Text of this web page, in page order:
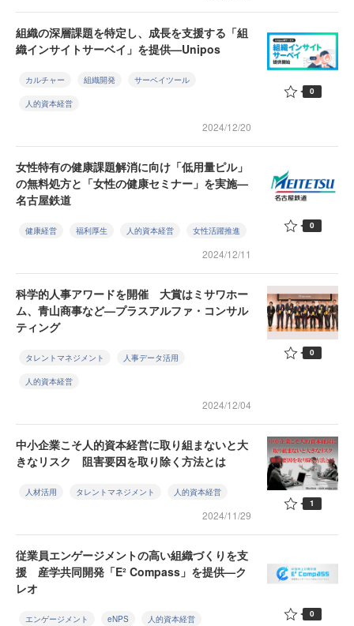
組織の深層課題を特定し、成長を支援する「組
織インサイトサーベイ」を提供—Unipos
カルチャー 組織開発 サーベイツール
人的資本経営
2024/12/20
0
女性特有の健康課題解消に向け「低用量ピル」
の無料処方と「女性の健康セミナー」を実施—
名古屋鉄道
健康経営 福利厚生 人的資本経営 女性活躍推進
2024/12/11
0
科学的人事アワードを開催 大賞はミサワホー
ム、青山商事など—プラスアルファ・コンサル
ティング
タレントマネジメント 人事データ活用
人的資本経営
2024/12/04
0
中小企業こそ人的資本経営に取り組まないと大
きなリスク 阻害要因を取り除く方法とは
人材活用 タレントマネジメント 人的資本経営
2024/11/29
1
従業員エンゲージメントの高い組織づくりを支
援 産学共同開発「E² Compass」を提供—ク
レオ
エンゲージメント eNPS 人的資本経営 0